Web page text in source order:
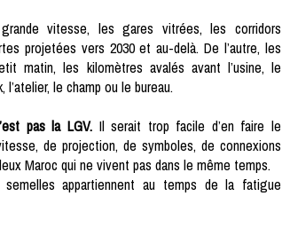
vitesse, les gares vitrées, les corridors
projetées vers 2030 et au-delà. De l’autre, les
matin, les kilomètres avalés avant l’usine, le
l’atelier, le champ ou le bureau.
pas la LGV. Il serait trop facile d’en faire le
de projection, de symboles, de connexions
Maroc qui ne vivent pas dans le même temps.
appartiennent au temps de la fatigue